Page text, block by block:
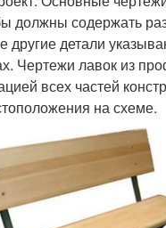
должны содержать
другие детали
Чертежи лавок из
всех частей
на схеме.